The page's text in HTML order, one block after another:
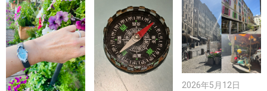
2026年5月12日